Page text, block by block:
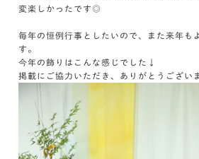
変楽しかったです◎
毎年の恒例行事としたいので、また来年も
す。
今年の飾りはこんな感じでした↓
掲載にご協力いただき、ありがとうござい